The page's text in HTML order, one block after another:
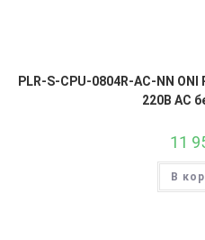
PLR-S-CPU-0804R-AC-NN
220В AC
11
В